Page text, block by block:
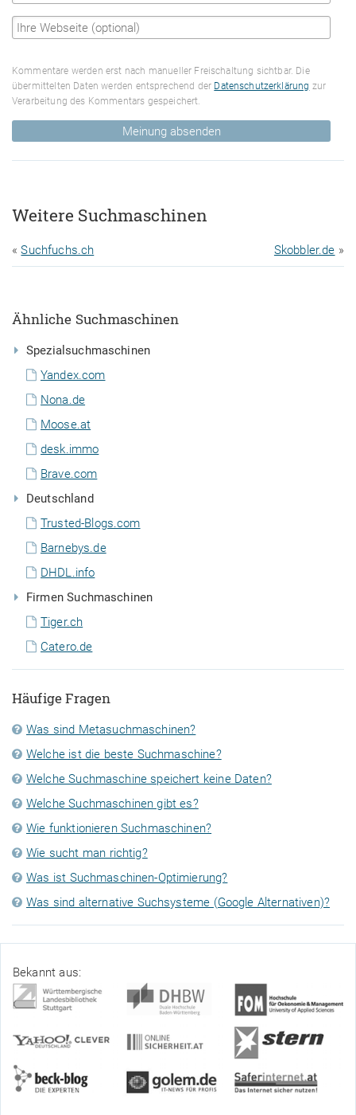
Kommentare werden erst nach manueller Freischaltung sichtbar. Die
übermittelten Daten werden entsprechend der Datenschutzerklärung zur
Verarbeitung des Kommentars gespeichert.
Meinung absenden
Weitere Suchmaschinen
«Suchfuchs.ch Skobbler.de »
Ähnliche Suchmaschinen
Spezialsuchmaschinen
Yandex.com
Nona.de
Moose.at
desk.immo
Brave.com
Deutschland
Trusted-Blogs.com
Barnebys.de
DHDL.info
Firmen Suchmaschinen
Tiger.ch
Catero.de
Häufige Fragen
Was sind Metasuchmaschinen?
Welche ist die beste Suchmaschine?
Welche Suchmaschine speichert keine Daten?
Welche Suchmaschinen gibt es?
Wie funktionieren Suchmaschinen?
Wie sucht man richtig?
Was ist Suchmaschinen-Optimierung?
Was sind alternative Suchsysteme (Google Alternativen)?
Bekannt aus: